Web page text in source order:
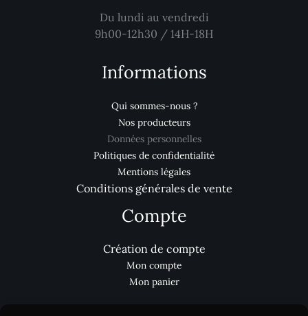
Du lundi au vendredi
9h00-12h30 / 14H-18H
Informations
Qui sommes-nous ?
Nos producteurs
Données personnelles
Politiques de confidentialité
Mentions légales
Conditions générales de vente
Compte
Création de compte
Mon compte
Mon panier